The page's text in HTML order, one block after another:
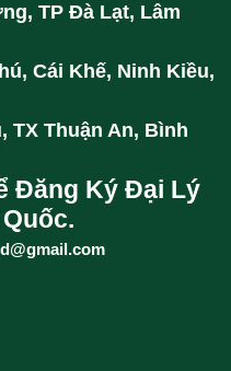
TP Đà Lạt, Lâm
Cái Khế, Ninh Kiều,
TX Thuận An, Bình
Đăng Ký Đại Lý